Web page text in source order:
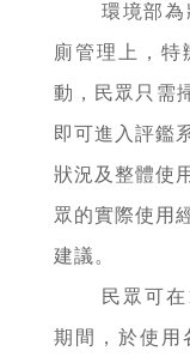
環境部
廁管理上，特
動，民眾只需
即可進入評鑑
狀況及整體使
眾的實際使用
建議。
民眾可
期間，於使用